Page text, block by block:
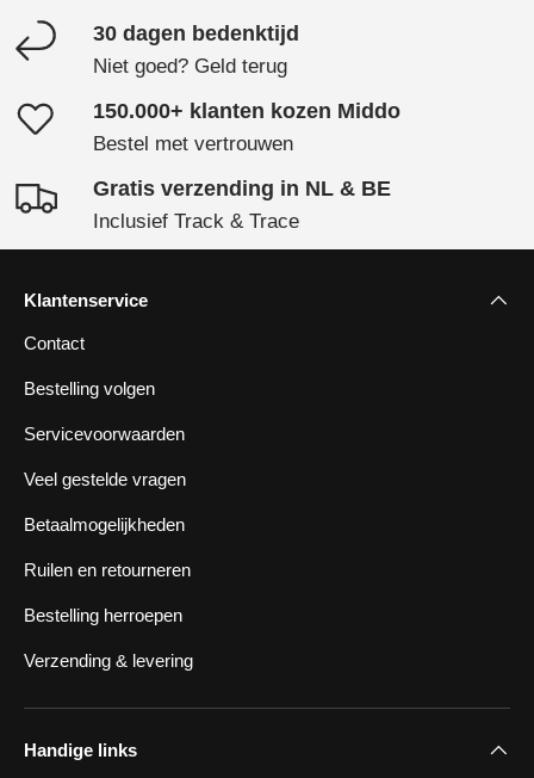
30 dagen bedenktijd
Niet goed? Geld terug
150.000+ klanten kozen Middo
Bestel met vertrouwen
Gratis verzending in NL & BE
Inclusief Track & Trace
Klantenservice
Contact
Bestelling volgen
Servicevoorwaarden
Veel gestelde vragen
Betaalmogelijkheden
Ruilen en retourneren
Bestelling herroepen
Verzending & levering
Handige links